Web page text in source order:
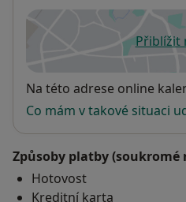
Přiblížit
Dostupnost
Na této adrese online
Co mám v takové situaci
Způsoby platby (soukromé
Hotovost
Kreditní karta